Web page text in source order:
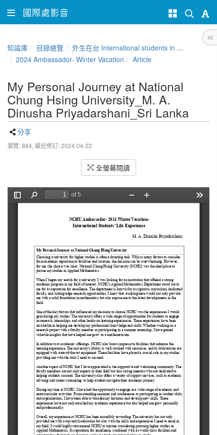
國際處影音
知識庫 目錄總覽
外生在台 International students in Taiwan
2024 Ambassador- Winter Vacation
Article
My Personal Journey at National
Chung Hsing University_M. A.
Dinusha Priyadarshani_Sri Lanka
分享
瀏覽: 884, 最近修訂: 2024-04-22
全螢幕閱讀